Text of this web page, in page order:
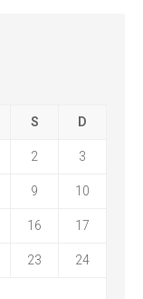
S D
2 3
9 10
16 17
23 24